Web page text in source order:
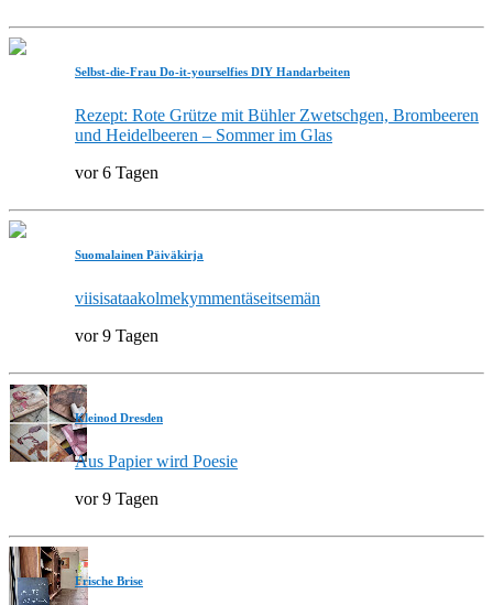
Selbst-die-Frau Do-it-yourselfies DIY Handarbeiten
Rezept: Rote Grütze mit Bühler Zwetschgen, Brombeeren
und Heidelbeeren – Sommer im Glas
vor 6 Tagen
Suomalainen Päiväkirja
viisisataakolmekymmentäseitsemän
vor 9 Tagen
Kleinod Dresden
Aus Papier wird Poesie
vor 9 Tagen
Frische Brise